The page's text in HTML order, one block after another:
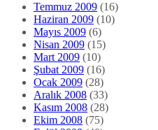
Temmuz 2009 (16)
Haziran 2009 (10)
Mayıs 2009 (6)
Nisan 2009 (15)
Mart 2009 (10)
Şubat 2009 (16)
Ocak 2009 (28)
Aralık 2008 (33)
Kasım 2008 (28)
Ekim 2008 (75)